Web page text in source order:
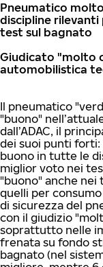
Pneumatico
discipline rilevanti
test sul bagnato
Giudicato "molto
automobilistica
Il pneumatico
"buono"
dall’ADAC, il
dei suoi punti
buono in tutte le
miglior voto nei
"buono" anche nei
quelli per
di sicurezza del
con il giudizio
soprattutto nelle
frenata su fondo
bagnato (nel